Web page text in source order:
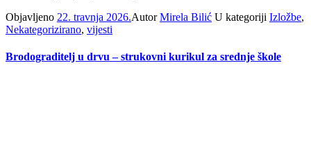
Objavljeno 22. travnja 2026.AutorMirela Bilić U kategoriji Izložbe,
Nekategorizirano, vijesti
Brodograditelj u drvu – strukovni kurikul za srednje škole